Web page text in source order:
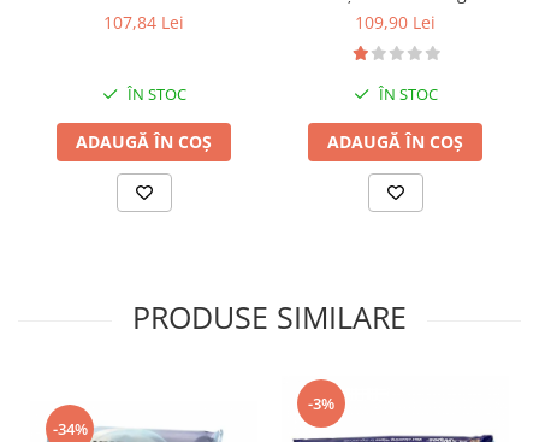
107,84 Lei
ÎN STOC
ADAUGĂ ÎN COȘ
pipete
109,90 Lei
ÎN STOC
ADAUGĂ ÎN COȘ
PRODUSE SIMILARE
-34%
-3%